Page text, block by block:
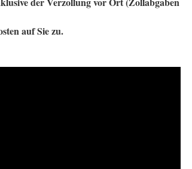
auf Sie zu.